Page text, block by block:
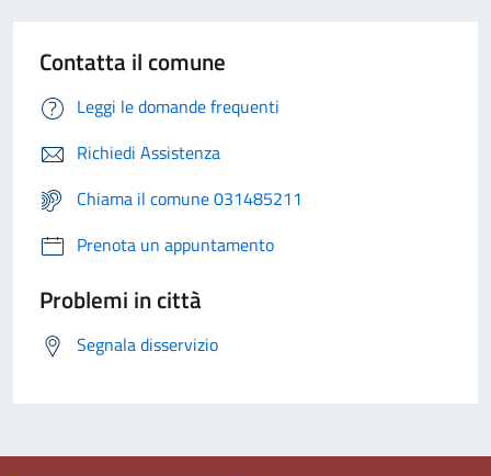
Contatta il comune
Leggi le domande frequenti
Richiedi Assistenza
Chiama il comune 031485211
Prenota un appuntamento
Problemi in città
Segnala disservizio